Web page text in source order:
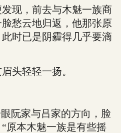
现，前去与木魅一族商
愁云地归返，他那张原
时已是阴霾得几乎要滴
轻轻一扬。
阮家与吕家的方向，脸
原本木魅一族是有些摇